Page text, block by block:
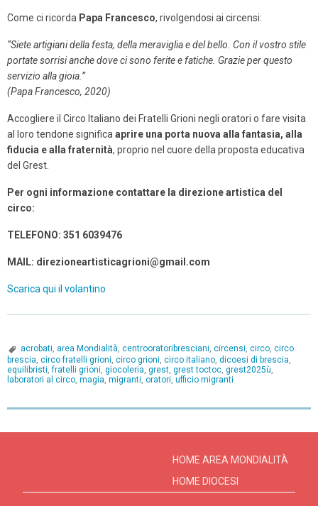
Come ci ricorda Papa Francesco, rivolgendosi ai circensi:
“Siete artigiani della festa, della meraviglia e del bello. Con il vostro stile
portate sorrisi anche dove ci sono ferite e fatiche. Grazie per questo
servizio alla gioia.”
(Papa Francesco, 2020)
Accogliere il Circo Italiano dei Fratelli Grioni negli oratori o fare visita
al loro tendone significaaprire una porta nuova alla fantasia, alla
fiducia e alla fraternità, proprio nel cuore della proposta educativa
del Grest.
Per ogni informazione contattare la direzione artistica del
circo:
TELEFONO: 351 6039476
MAIL: direzioneartisticagrioni@gmail.com
Scarica qui il volantino
acrobati, area Mondialità, centrooratoribresciani, circensi, circo, circo
brescia, circo fratelli grioni, circo grioni, circo italiano, dicoesi di brescia,
equilibristi,fratelli grioni, giocoleria, grest, grest toctoc, grest2025ù,
laboratori al circo, magia, migranti, oratori, ufficio migranti
HOME AREA MONDIALITÀ
HOME DIOCESI